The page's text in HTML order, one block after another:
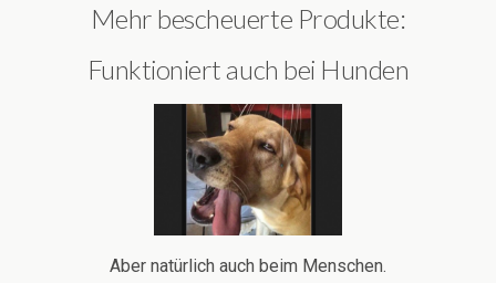
Mehr bescheuerte Produkte:
Funktioniert auch bei Hunden
Aber natürlich auch beim Menschen.